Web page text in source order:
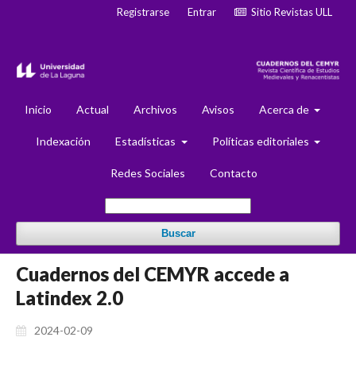
Inicio Actual Archivos Avisos Acerca de
Indexación Estadísticas Políticas editoriales
Redes Sociales Contacto
Buscar
Registrarse Entrar Sitio Revistas ULL
Cuadernos del CEMYR accede a
Latindex 2.0
2024-02-09